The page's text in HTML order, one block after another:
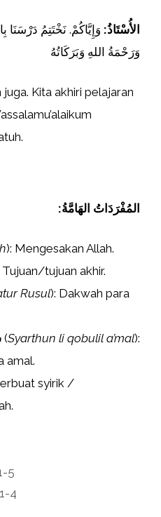
الأُسْتَاذُ: وَإِيَّاكُمْ. نَخْتَتِمُ دَرْسَنَا
وَرَحْمَةُ اللهِ وَبَرَكَاتُهُ
Kita akhiri pelajaran
:المُفْرَدَاتُ الهَامَّةُ
): Mengesakan Allah.
Tujuan/tujuan akhir.
Rusul): Dakwah para
(Syarthun li qobulil a’mal):
amal.
syirik /
5
4